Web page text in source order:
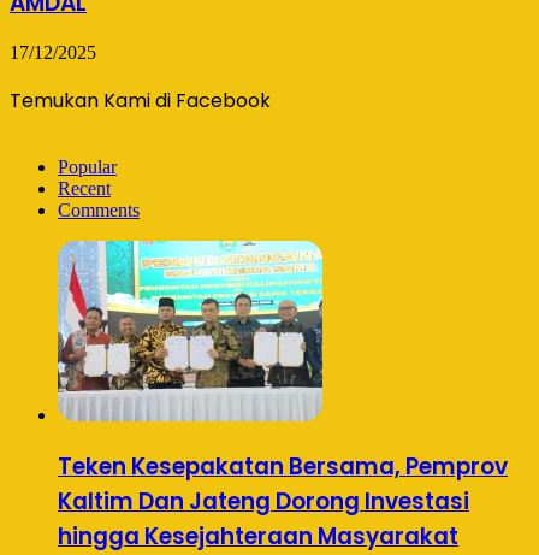
17/12/2025
Temukan Kami di Facebook
Popular
Recent
Comments
Teken Kesepakatan Bersama, Pemprov
Kaltim Dan Jateng Dorong Investasi
hingga Kesejahteraan Masyarakat